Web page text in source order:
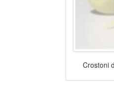
Crostoni